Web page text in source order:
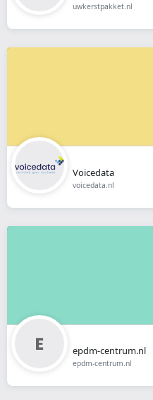
uwkerstpakket.nl
Voicedata
voicedata.nl
epdm-centrum.nl
epdm-centrum.nl